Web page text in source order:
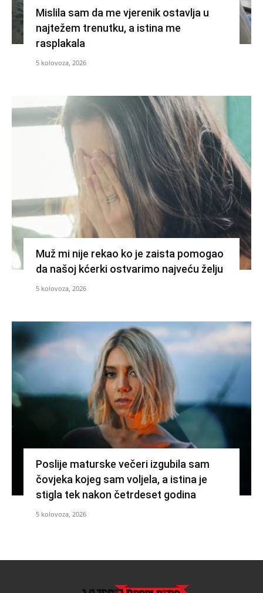
Mislila sam da me vjerenik ostavlja u
najtežem trenutku, a istina me
rasplakala
5 kolovoza, 2026
Muž mi nije rekao ko je zaista pomogao
da našoj kćerki ostvarimo najveću želju
5 kolovoza, 2026
Poslije maturske večeri izgubila sam
čovjeka kojeg sam voljela, a istina je
stigla tek nakon četrdeset godina
5 kolovoza, 2026